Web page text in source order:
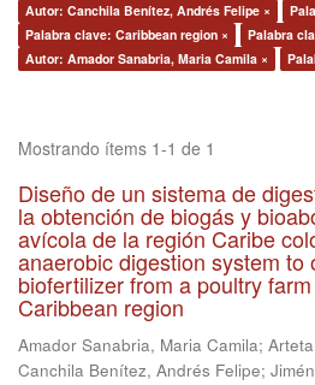
Autor: Canchila Benítez, Andrés Felipe ×
Palabra clave: Caribbean region ×
Palabra
Autor: Amador Sanabria, Maria Camila ×
Mostrando ítems 1-1 de 1
Diseño de un sistema de
la obtención de biogás y
avícola de la región Caribe
anaerobic digestion system to
biofertilizer from a poultry
Caribbean region
Amador Sanabria, Maria Camila;
Canchila Benítez, Andrés Felipe;